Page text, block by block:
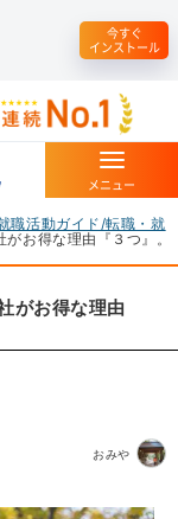
今すぐ
インストール
メニュー
職活動ガイド/転職・就
お得な理由『３つ』。
がお得な理由
おみや